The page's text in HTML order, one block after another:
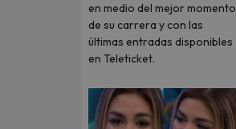
en medio del mejor momento
de su carrera y con las
últimas entradas disponibles
en Teleticket.